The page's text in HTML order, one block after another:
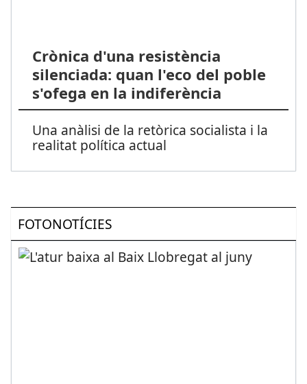
Crònica d'una resistència
silenciada: quan l'eco del poble
s'ofega en la indiferència
Una anàlisi de la retòrica socialista i la
realitat política actual
FOTONOTÍCIES